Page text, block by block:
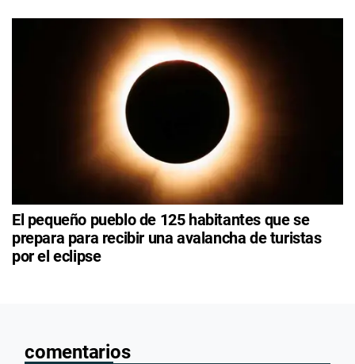
El pequeño pueblo de 125 habitantes que se
prepara para recibir una avalancha de turistas
por el eclipse
comentarios